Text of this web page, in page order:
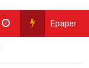
Epaper